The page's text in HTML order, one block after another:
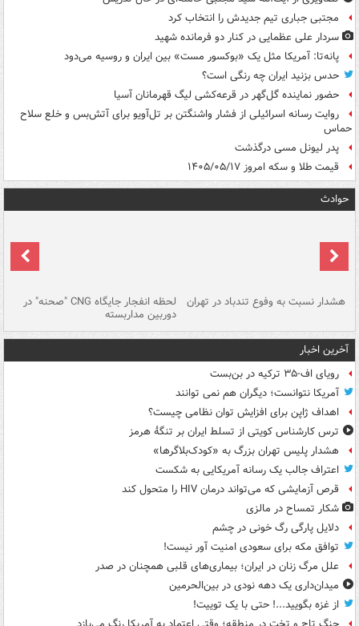
مجتبی جباری تیم جدیدش را انتخاب کرد
سردار علی عظمایی در کنار دو فرمانده شهید
پانه‌تا: آمریکا مثل یک «بوکسور مست» بین ایران و روسیه می‌دود
حدس بزنید ایران چه رنگی است؟
حضور نماینده گل‌گهر در قرعه‌کشی لیگ قهرمانان آسیا
روایت رسانه اسرائیلی از فشار واشنگتن بر تل‌آویو برای آتش‌بس و خلع سلاح
حماس
پدر لیونل مسی درگذشت
قیمت طلا و سکه امروز ۱۴۰۵/۰۵/۱۷
حوادث
هشدار نسبت به وفوع تندباد در تهران لحظه انفجار جایگاه CNG "صحنه" در
دوربین مداربسته
آخرین اخبار
رویای اف-۳۵ ترکیه در بن‌بست
آمریکا نتوانست؛ دیگران هم نمی توانند
اهداف ژاپن برای افزایش توان نظامی چیست؟
ترس کارشناس کویتی از تسلط ایران بر تنگۀ هرمز
هشدار پلیس تهران بزرگ به «کودک‌بلاگرها»
اعتراف جالب یک رسانه آمریکایی به شکست
قرص آزمایشی که می‌تواند درمان HIV را متحول کند
شکار تمساح در مالزی
دلایل پارگی رگ خونی در چشم
توافق مکه برای سعودی امنیت آور نیست!
علل مرگ زنان در ایران؛ بیماری‌های قلبی همچنان در صدر
میدان‌داری یک دهه نودی در بین‌الحرمین
از غزه بگویید...! حتی با یک توییت!